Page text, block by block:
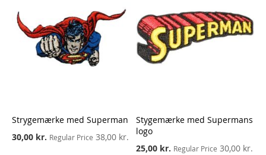
Strygemærke med Superman
Special
30,00 kr. Regular Price 38,00 kr.
Stygemærke med Supermans
logo
Special
25,00 kr. Regular Price 30,00 kr.